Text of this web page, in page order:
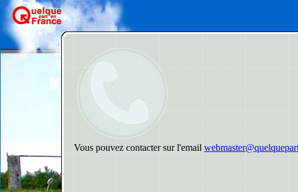
Vous pouvez contacter sur l'email